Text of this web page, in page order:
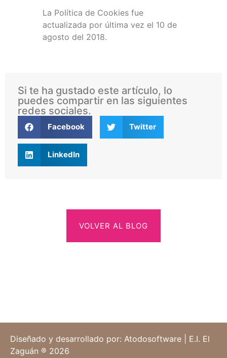
La Política de Cookies fue
actualizada por última vez el 10 de
agosto del 2018.
Si te ha gustado este artículo, lo
puedes compartir en las siguientes
redes sociales.
Facebook Twitter
LinkedIn
VOLVER AL BLOG
Diseñado y desarrollado por: Atodosoftware | E.I. El
Zaguán ® 2026